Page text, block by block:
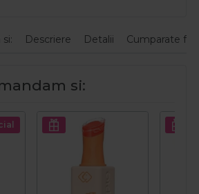
Descriere Detalii Cumparate
si: